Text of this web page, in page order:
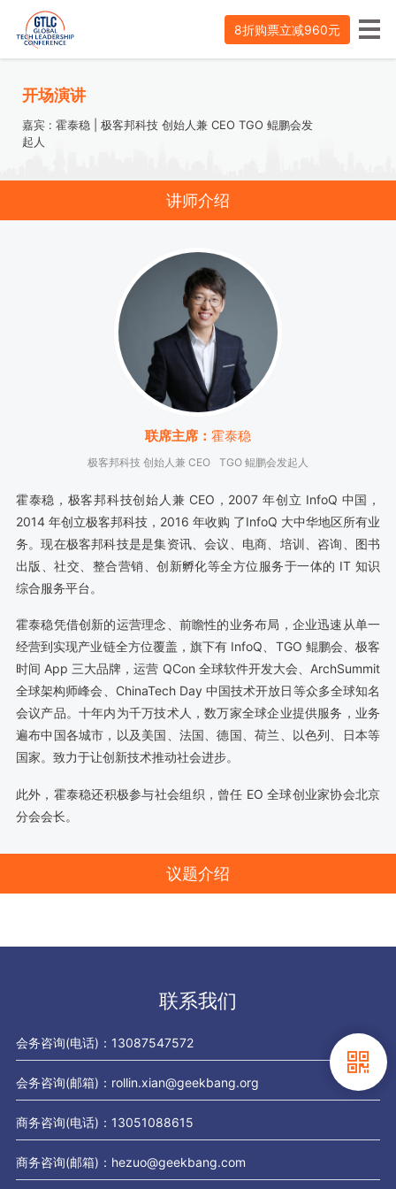
8折购票立减960元
开场演讲
嘉宾 : 霍泰稳 | 极客邦科技 创始人兼 CEO TGO 鲲鹏会发
起人
讲师介绍
联席主席： 霍泰稳
极客邦科技 创始人兼 CEO TGO 鲲鹏会发起人
霍泰稳，极客邦科技创始人兼 CEO，2007 年创立 InfoQ 中国，
2014 年创立极客邦科技，2016 年收购 了InfoQ 大中华地区所有业
务。现在极客邦科技是是集资讯、会议、电商、培训、咨询、图书
出版、社交、整合营销、创新孵化等全方位服务于一体的 IT 知识
综合服务平台。
霍泰稳凭借创新的运营理念、前瞻性的业务布局，企业迅速从单一
经营到实现产业链全方位覆盖，旗下有 InfoQ、TGO 鲲鹏会、极客
时间 App 三大品牌，运营 QCon 全球软件开发大会、ArchSummit
全球架构师峰会、ChinaTech Day 中国技术开放日等众多全球知名
会议产品。十年内为千万技术人，数万家全球企业提供服务，业务
遍布中国各城市，以及美国、法国、德国、荷兰、以色列、日本等
国家。致力于让创新技术推动社会进步。
此外，霍泰稳还积极参与社会组织，曾任 EO 全球创业家协会北京
分会会长。
议题介绍
联系我们
会务咨询(电话)：13087547572
会务咨询(邮箱)：rollin.xian@geekbang.org
商务咨询(电话)：13051088615
商务咨询(邮箱)：hezuo@geekbang.com
